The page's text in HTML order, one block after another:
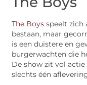
The Boys speelt zich
bestaan, maar
is een duistere en
burgerwachten die
De show zit vol actie
slechts één